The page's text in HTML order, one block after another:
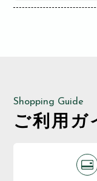
Shopping Guide
ご利用ガ